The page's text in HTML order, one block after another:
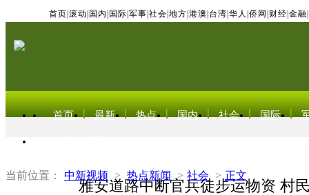
首页 滚动 国内 国际 军事 社会 地方 港澳 台湾 华人 侨网 财经 金融
首页 最新 热点 国内 社会 国际
当前位置： 中新视频 > 热点新闻 > 社会 > 正文
雅安道路中断官兵徒步运物资 村